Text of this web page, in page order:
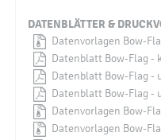
DATENBLÄTTER &
Datenvorlagen Bow-
Datenblatt Bow-Flag -
Datenblatt Bow-Flag -
Datenblatt Bow-Flag -
Datenvorlagen Bow-
Datenvorlagen Bow-